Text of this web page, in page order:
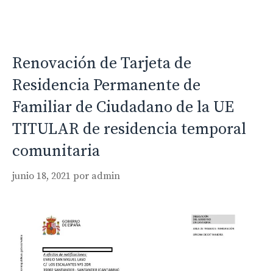
Renovación de Tarjeta de
Residencia Permanente de
Familiar de Ciudadano de la UE
TITULAR de residencia temporal
comunitaria
junio 18, 2021 por admin